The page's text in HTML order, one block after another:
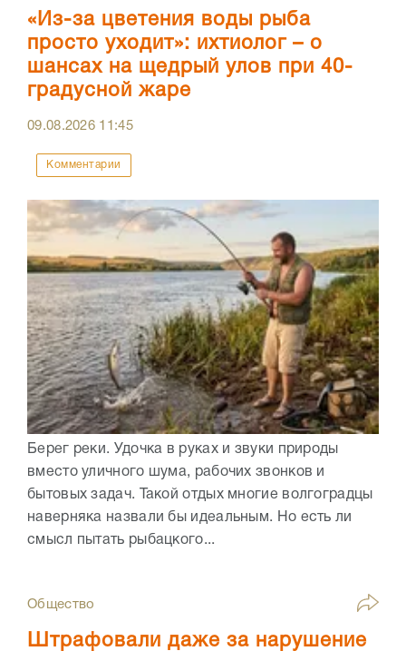
«Из-за цветения воды рыба
просто уходит»: ихтиолог – о
шансах на щедрый улов при 40-
градусной жаре
09.08.2026 11:45
Комментарии
Берег реки. Удочка в руках и звуки природы
вместо уличного шума, рабочих звонков и
бытовых задач. Такой отдых многие волгоградцы
наверняка назвали бы идеальным. Но есть ли
смысл пытать рыбацкого...
Общество
Штрафовали даже за нарушение